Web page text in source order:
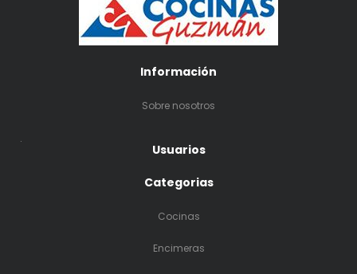
Información
Sobre nosotros
.
Usuarios
Categorias
Cocinas
Encimeras